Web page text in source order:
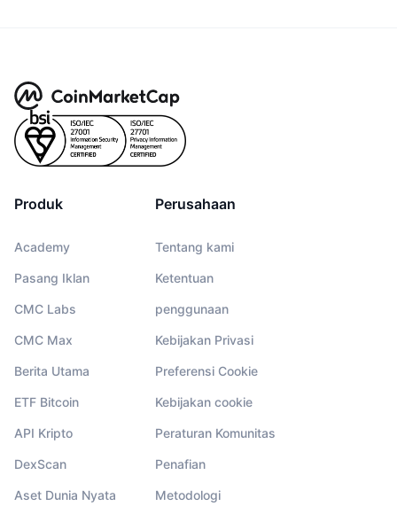
Produk
Academy
Pasang Iklan
CMC Labs
CMC Max
Berita Utama
ETF Bitcoin
API Kripto
DexScan
Aset Dunia Nyata
Perusahaan
Tentang kami
Ketentuan
penggunaan
Kebijakan Privasi
Preferensi Cookie
Kebijakan cookie
Peraturan Komunitas
Penafian
Metodologi